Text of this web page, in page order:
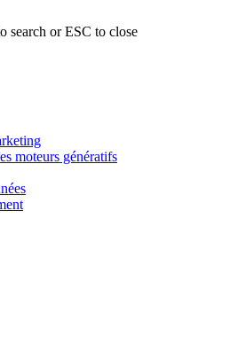
search or ESC to close
moteurs génératifs